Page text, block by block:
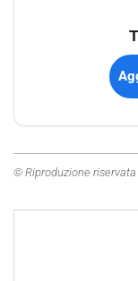
© Riproduzione